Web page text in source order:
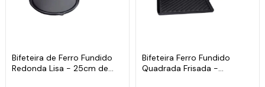
Bifeteira de Ferro Fundido
Redonda Lisa - 25cm de
Bifeteira Ferro Fundido
Quadrada Frisada -